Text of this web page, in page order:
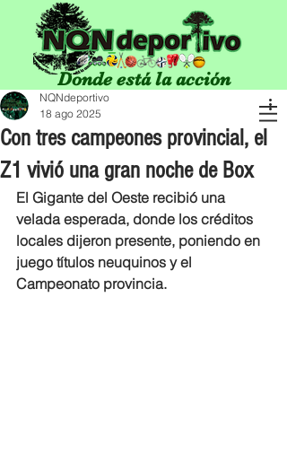
Donde está la acción
Con tres campeones provincial, el
Z1 vivió una gran noche de Box
NQNdeportivo
18 ago 2025
El Gigante del Oeste recibió una
velada esperada, donde los créditos
locales dijeron presente, poniendo en
juego títulos neuquinos y el
Campeonato provincia.